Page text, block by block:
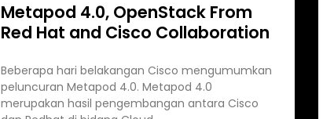
Metapod 4.0, OpenStack From
Red Hat and Cisco Collaboration
Beberapa hari belakangan Cisco mengumumkan
peluncuran Metapod 4.0. Metapod 4.0
merupakan hasil pengembangan antara Cisco